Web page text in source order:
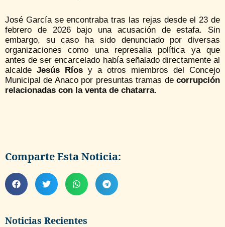
Noticias Recientes
José García se encontraba tras las rejas desde el 23 de
febrero de 2026 bajo una acusación de estafa. Sin
embargo, su caso ha sido denunciado por diversas
organizaciones como una represalia política ya que
antes de ser encarcelado había señalado directamente al
alcalde Jesús Ríos y a otros miembros del Concejo
Municipal de Anaco por presuntas tramas de corrupción
relacionadas con la venta de chatarra.
Comparte Esta Noticia: